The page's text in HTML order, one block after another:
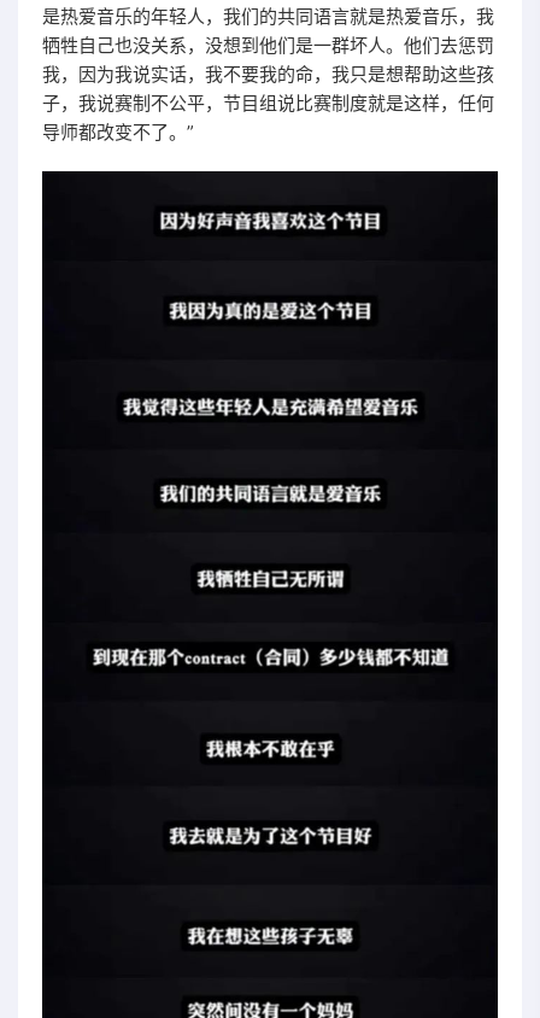
是热爱音乐的年轻人，我们的共同语言就是热爱音乐，我
牺牲自己也没关系，没想到他们是一群坏人。他们去惩罚
我，因为我说实话，我不要我的命，我只是想帮助这些孩
子，我说赛制不公平，节目组说比赛制度就是这样，任何
导师都改变不了。”